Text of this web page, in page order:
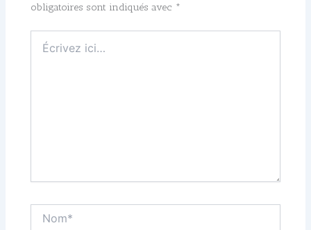
obligatoires sont indiqués avec *
ici…